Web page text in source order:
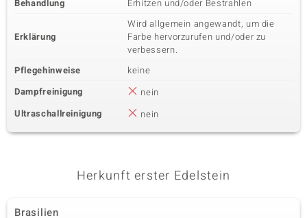
Behandlung Erhitzen und/oder Bestrahlen
Erklärung
Wird allgemein angewandt, um die
Farbe hervorzurufen und/oder zu
verbessern.
Pflegehinweise
keine
Dampfreinigung
nein
Ultraschallreinigung
nein
Herkunft erster Edelstein
Brasilien